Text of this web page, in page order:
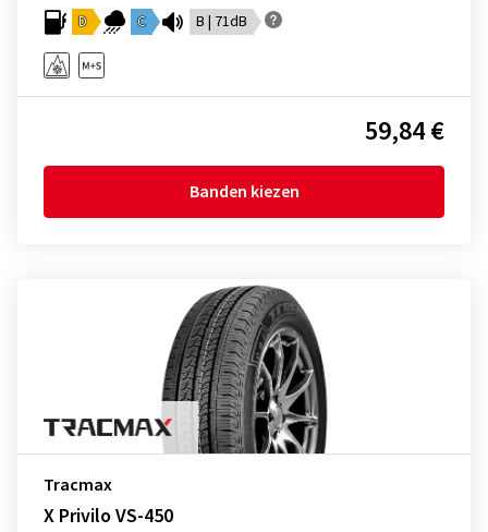
D C B | 71dB
59,84 €
Banden kiezen
Tracmax
X Privilo VS-450